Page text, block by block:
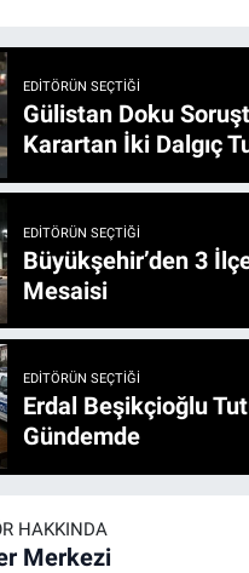
EDITÖRÜN SEÇTIĞI
Gülistan Doku
Karartan İki Dalgıç
EDITÖRÜN SEÇTIĞI
Büyükşehir’den 3 İlçe 20 Noktada Yeni Haftada Asfalt
Mesaisi
EDITÖRÜN SEÇTIĞI
Erdal Beşikçioğlu
Gündemde
HAKKINDA
Merkezi